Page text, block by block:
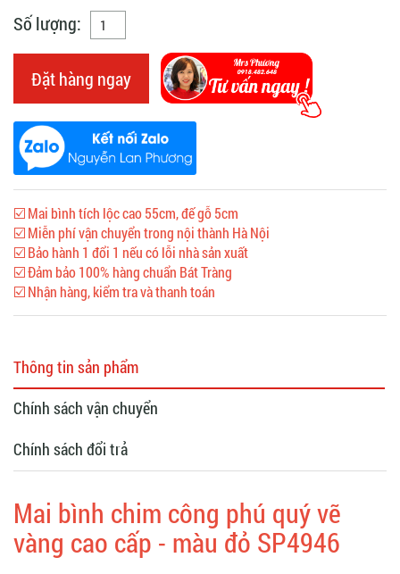
Số lượng:
Đặt hàng ngay
☑️ Mai bình tích lộc cao 55cm, đế gỗ 5cm
☑️ Miễn phí vận chuyển trong nội thành Hà Nội
☑️ Bảo hành 1 đổi 1 nếu có lỗi nhà sản xuất
☑️ Đảm bảo 100% hàng chuẩn Bát Tràng
☑️ Nhận hàng, kiểm tra và thanh toán
Thông tin sản phẩm
Chính sách vận chuyển
Chính sách đổi trả
Mai bình chim công phú quý vẽ
vàng cao cấp - màu đỏ SP4946